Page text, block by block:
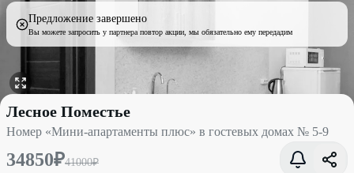
Предложение завершено
Вы можете запросить у партнера повтор акции, мы обязательно ему передадим
Номер «Мини-апартаменты плюс» в гостевых домах № 5-9 со
Лесное Поместье
Номер «Мини-апартаменты плюс» в гостевых домах № 5-9
34850₽41000₽